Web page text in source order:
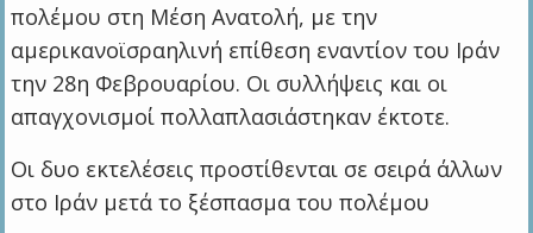
πολέμου στη Μέση Ανατολή, με την
αμερικανοϊσραηλινή επίθεση εναντίον του Ιράν
την 28η Φεβρουαρίου. Οι συλλήψεις και οι
απαγχονισμοί πολλαπλασιάστηκαν έκτοτε.
Οι δυο εκτελέσεις προστίθενται σε σειρά άλλων
στο Ιράν μετά το ξέσπασμα του πολέμου